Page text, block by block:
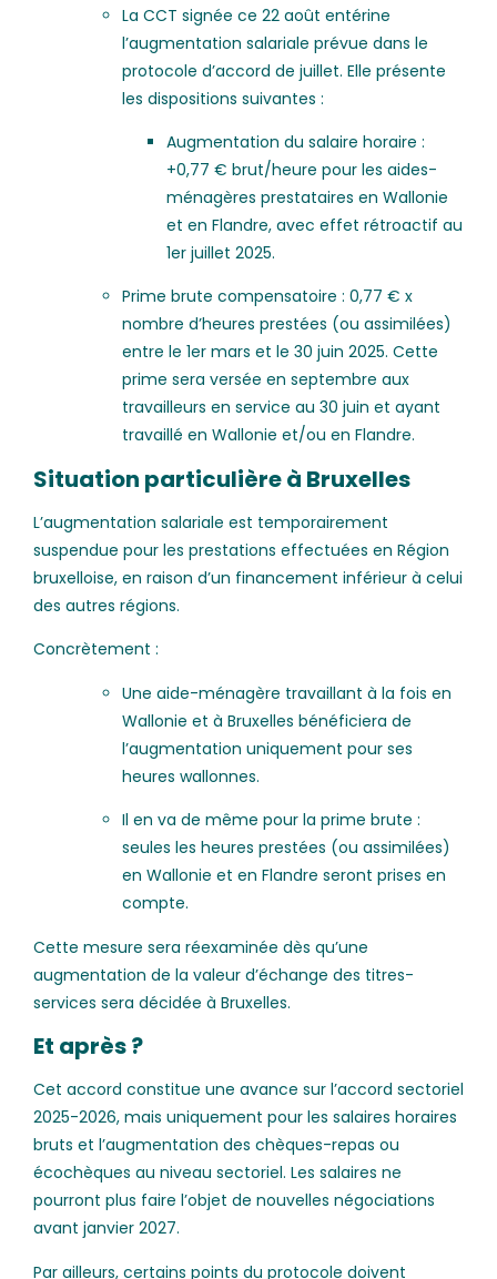
La CCT signée ce 22 août entérine
l’augmentation salariale prévue dans le
protocole d’accord de juillet. Elle présente
les dispositions suivantes :
Augmentation du salaire horaire :
+0,77 € brut/heure pour les aides-
ménagères prestataires en Wallonie
et en Flandre, avec effet rétroactif au
1er juillet 2025.
Prime brute compensatoire : 0,77 € x
nombre d’heures prestées (ou assimilées)
entre le 1er mars et le 30 juin 2025. Cette
prime sera versée en septembre aux
travailleurs en service au 30 juin et ayant
travaillé en Wallonie et/ou en Flandre.
Situation particulière à Bruxelles
L’augmentation salariale est temporairement
suspendue pour les prestations effectuées en Région
bruxelloise, en raison d’un financement inférieur à celui
des autres régions.
Concrètement :
Une aide-ménagère travaillant à la fois en
Wallonie et à Bruxelles bénéficiera de
l’augmentation uniquement pour ses
heures wallonnes.
Il en va de même pour la prime brute :
seules les heures prestées (ou assimilées)
en Wallonie et en Flandre seront prises en
compte.
Cette mesure sera réexaminée dès qu’une
augmentation de la valeur d’échange des titres-
services sera décidée à Bruxelles.
Et après ?
Cet accord constitue une avance sur l’accord sectoriel
2025-2026, mais uniquement pour les salaires horaires
bruts et l’augmentation des chèques-repas ou
écochèques au niveau sectoriel. Les salaires ne
pourront plus faire l’objet de nouvelles négociations
avant janvier 2027.
Par ailleurs, certains points du protocole doivent